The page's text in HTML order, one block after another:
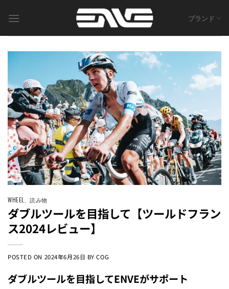
ブランド
WHEEL、読み物
ダブルツールを目指して【ツールドフラン
ス2024レビュー】
POSTED ON 2024年6月26日 BYCOG
ダブルツールを目指してENVEがサポート